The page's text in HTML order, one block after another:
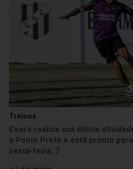
Treinos
Ceará realiza sua última
a Ponte Preta e está pronto
sexta-feira, 7